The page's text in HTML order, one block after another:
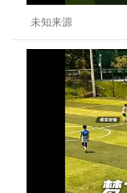
未知来源